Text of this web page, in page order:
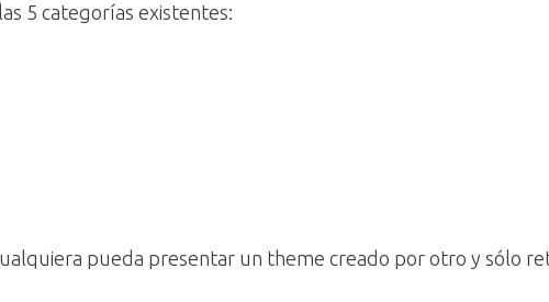
5 categorías existentes:
pueda presentar un theme creado por otro y sólo